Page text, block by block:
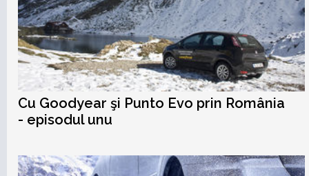
Cu Goodyear şi Punto Evo prin România
- episodul unu